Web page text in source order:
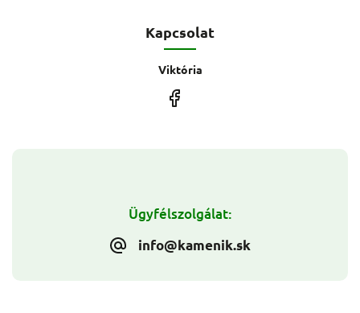
Ügyfélszolgálat:
info@kamenik.sk
Kapcsolat
Viktória